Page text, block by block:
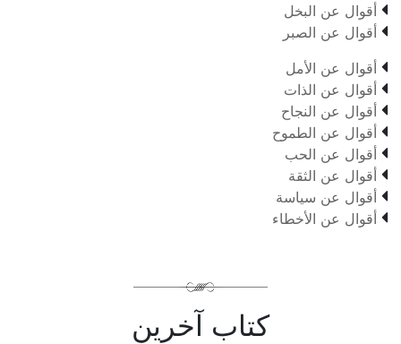
 أقوال عن البخل
 أقوال عن الصبر
 أقوال عن الأمل
 أقوال عن الذات
 أقوال عن النجاح
 أقوال عن الطموح
 أقوال عن الحب
 أقوال عن الثقة
 أقوال عن سياسة
 أقوال عن الأخطاء
كتاب آخرين